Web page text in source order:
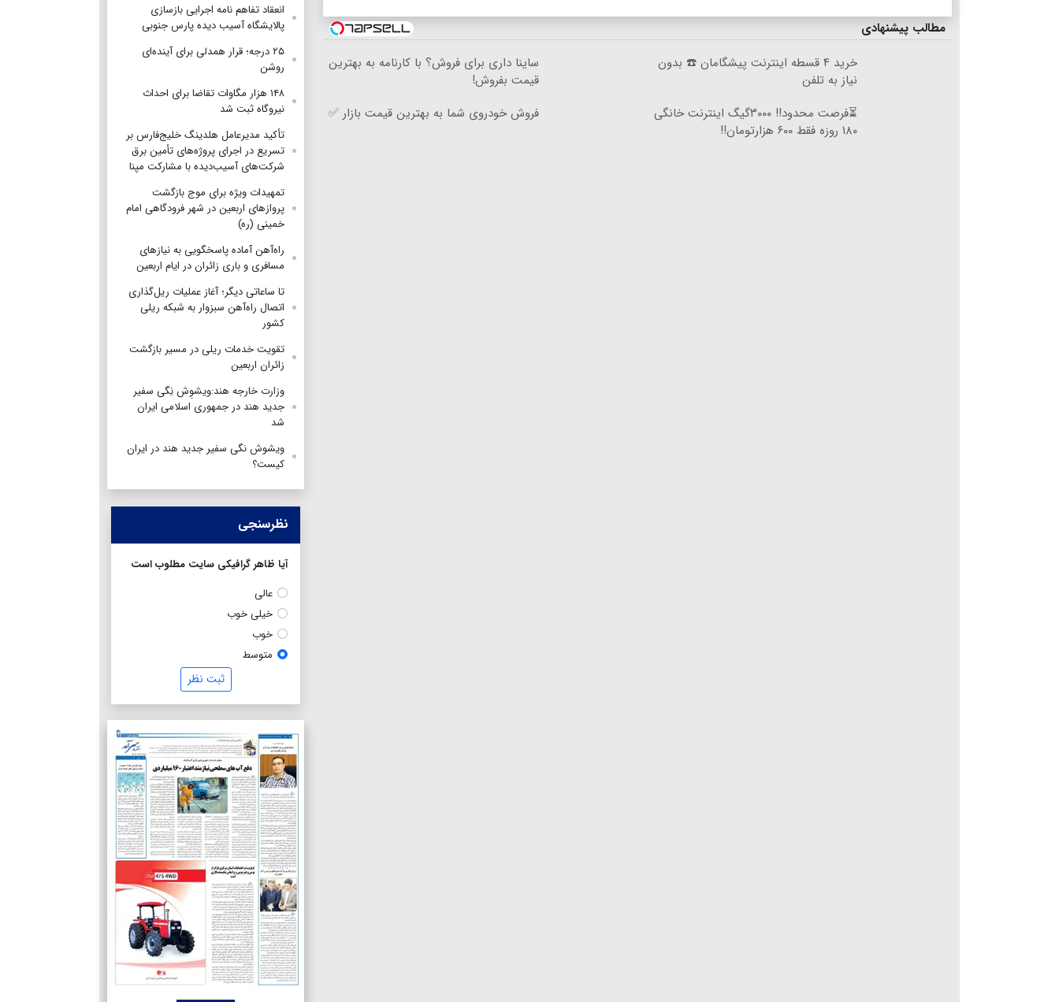
مطالب پیشنهادی
خرید ۴ قسطه اینترنت پیشگامان ☎️ بدون
نیاز به تلفن
ساینا داری برای فروش؟ با کارنامه به بهترین
قیمت بفروش!
⏳فرصت محدود!! ۳۰۰۰گیگ اینترنت خانگی
۱۸۰ روزه فقط ۶۰۰ هزارتومان!!
فروش خودروی شما به بهترین قیمت بازار ✅
انعقاد تفاهم نامه اجرایی بازسازی
پالایشگاه آسیب دیده پارس جنوبی
۲۵ درجه؛ قرار همدلی برای آینده‌ای
روشن
۱۴۸ هزار مگاوات تقاضا برای احداث
نیروگاه ثبت شد
تأکید مدیرعامل هلدینگ خلیج‌فارس بر
تسریع در اجرای پروژه‌های تأمین برق
شرکت‌های آسیب‌دیده با مشارکت مپنا
تمهیدات ویژه برای موج بازگشت
پروازهای اربعین در شهر فرودگاهی امام
خمینی (ره)
راه‌آهن آماده پاسخگویی به نیازهای
مسافری و باری زائران در ایام اربعین
تا ساعاتی دیگر؛ آغاز عملیات ریل‌گذاری
اتصال راه‌آهن سبزوار به شبکه ریلی
کشور
تقویت خدمات ریلی در مسیر بازگشت
زائران اربعین
وزارت خارجه هند:ویشوِش نِگی سفیر
جدید هند در جمهوری اسلامی ایران
شد
ویشوش نگی سفیر جدید هند در ایران
کیست؟
نظرسنجی
آیا ظاهر گرافیکی سایت مطلوب است
عالی
خیلی خوب
خوب
متوسط
ثبت نظر